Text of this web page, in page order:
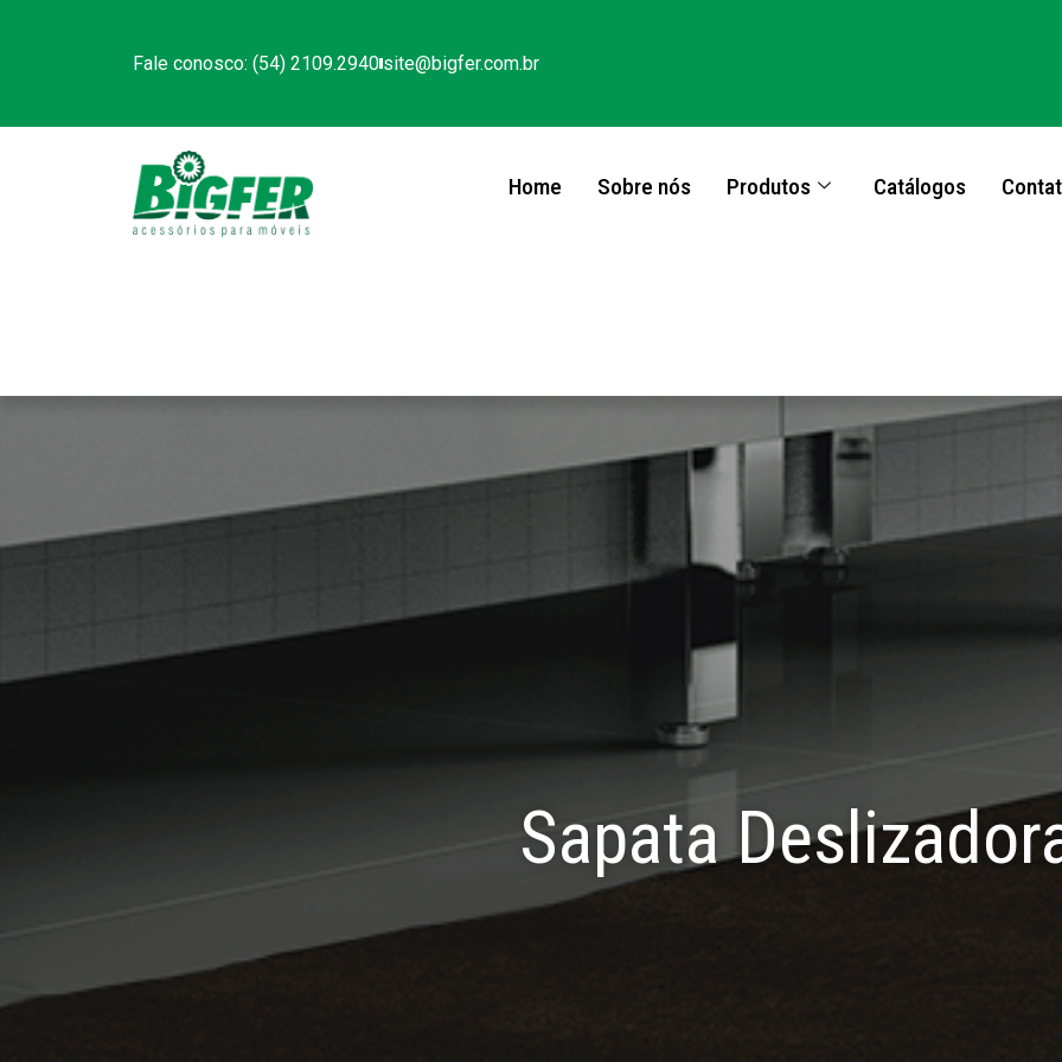
Fale conosco: (54) 2109.2940site@bigfer.com.br
Home Sobre nós Produtos Catálogos
Sapata